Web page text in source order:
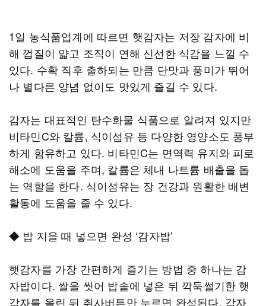
1일 농식품업계에 따르면 햇감자는 저장 감자에 비
해 껍질이 얇고 조직이 연해 신선한 식감을 느낄 수
있다. 수확 직후 출하되는 만큼 단맛과 풍미가 뛰어
나 별다른 양념 없이도 맛있게 즐길 수 있다.
감자는 대표적인 탄수화물 식품으로 알려져 있지만
비타민C와 칼륨, 식이섬유 등 다양한 영양소도 풍부
하게 함유하고 있다. 비타민C는 면역력 유지와 피로
해소에 도움을 주며, 칼륨은 체내 나트륨 배출을 돕
는 역할을 한다. 식이섬유는 장 건강과 원활한 배변
활동에 도움을 줄 수 있다.
◆ 밥 지을 때 넣으면 완성 ‘감자밥’
햇감자를 가장 간편하게 즐기는 방법 중 하나는 감
자밥이다. 쌀을 씻어 밥솥에 넣은 뒤 깍둑썰기한 햇
감자를 올린 뒤 취사버튼만 누르면 완성된다. 감자